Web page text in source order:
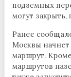
подземных
могут закрыть,
Ранее
Москвы
маршрут.
маршрутов